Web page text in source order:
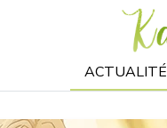
ACTUALITÉ